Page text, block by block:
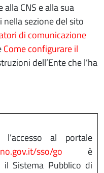
CNS e alla sua
sezione del sito
di comunicazione
Come configurare il
dell’Ente che l’ha
al portale
sso/go è
il Sistema Pubblico di